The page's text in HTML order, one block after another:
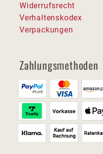
Widerrufsrecht
Verhaltenskodex
Verpackungen
Zahlungsmethoden